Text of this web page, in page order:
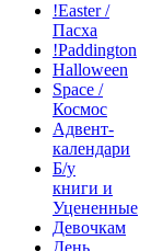
!Easter /
Пасха
!Paddington
Halloween
Space /
Космос
Адвент-
календари
Б/у
книги и
Уцененные
Девочкам
День